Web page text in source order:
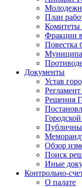
План
Комитеты
Фракции
Повестка
Документы
Устав
Решения
Обзор
Поиск
Иные
Контрольно-
О палате